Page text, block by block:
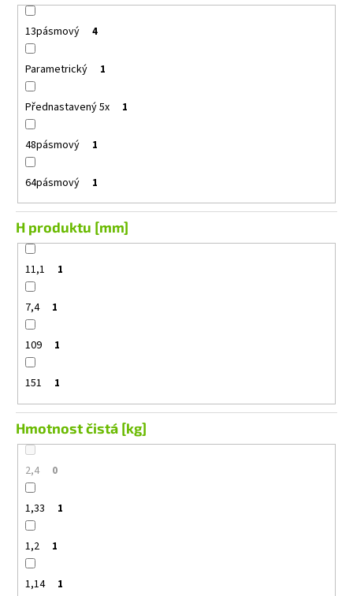
13pásmový 4
Parametrický 1
Přednastavený 5x 1
48pásmový 1
64pásmový 1
H produktu [mm]
11,1 1
7,4 1
109 1
151 1
Hmotnost čistá [kg]
2,4 0
1,33 1
1,2 1
1,14 1